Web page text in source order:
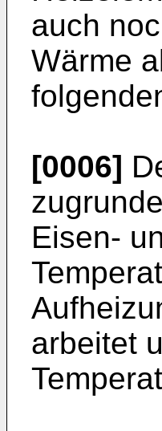
auch
Wärme
[0006]
Eisen-
arbeitet